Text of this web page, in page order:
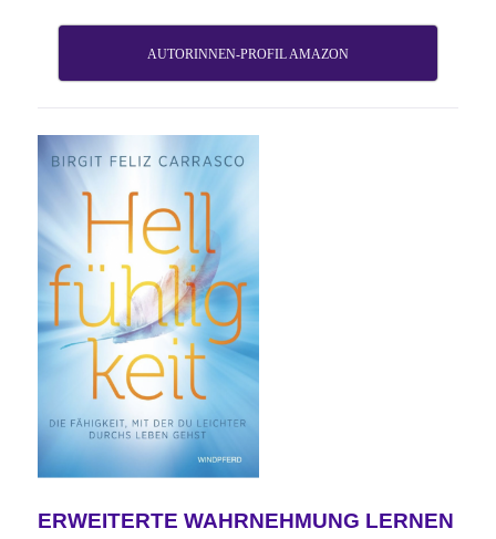
AUTORINNEN-PROFIL AMAZON
ERWEITERTE WAHRNEHMUNG LERNEN